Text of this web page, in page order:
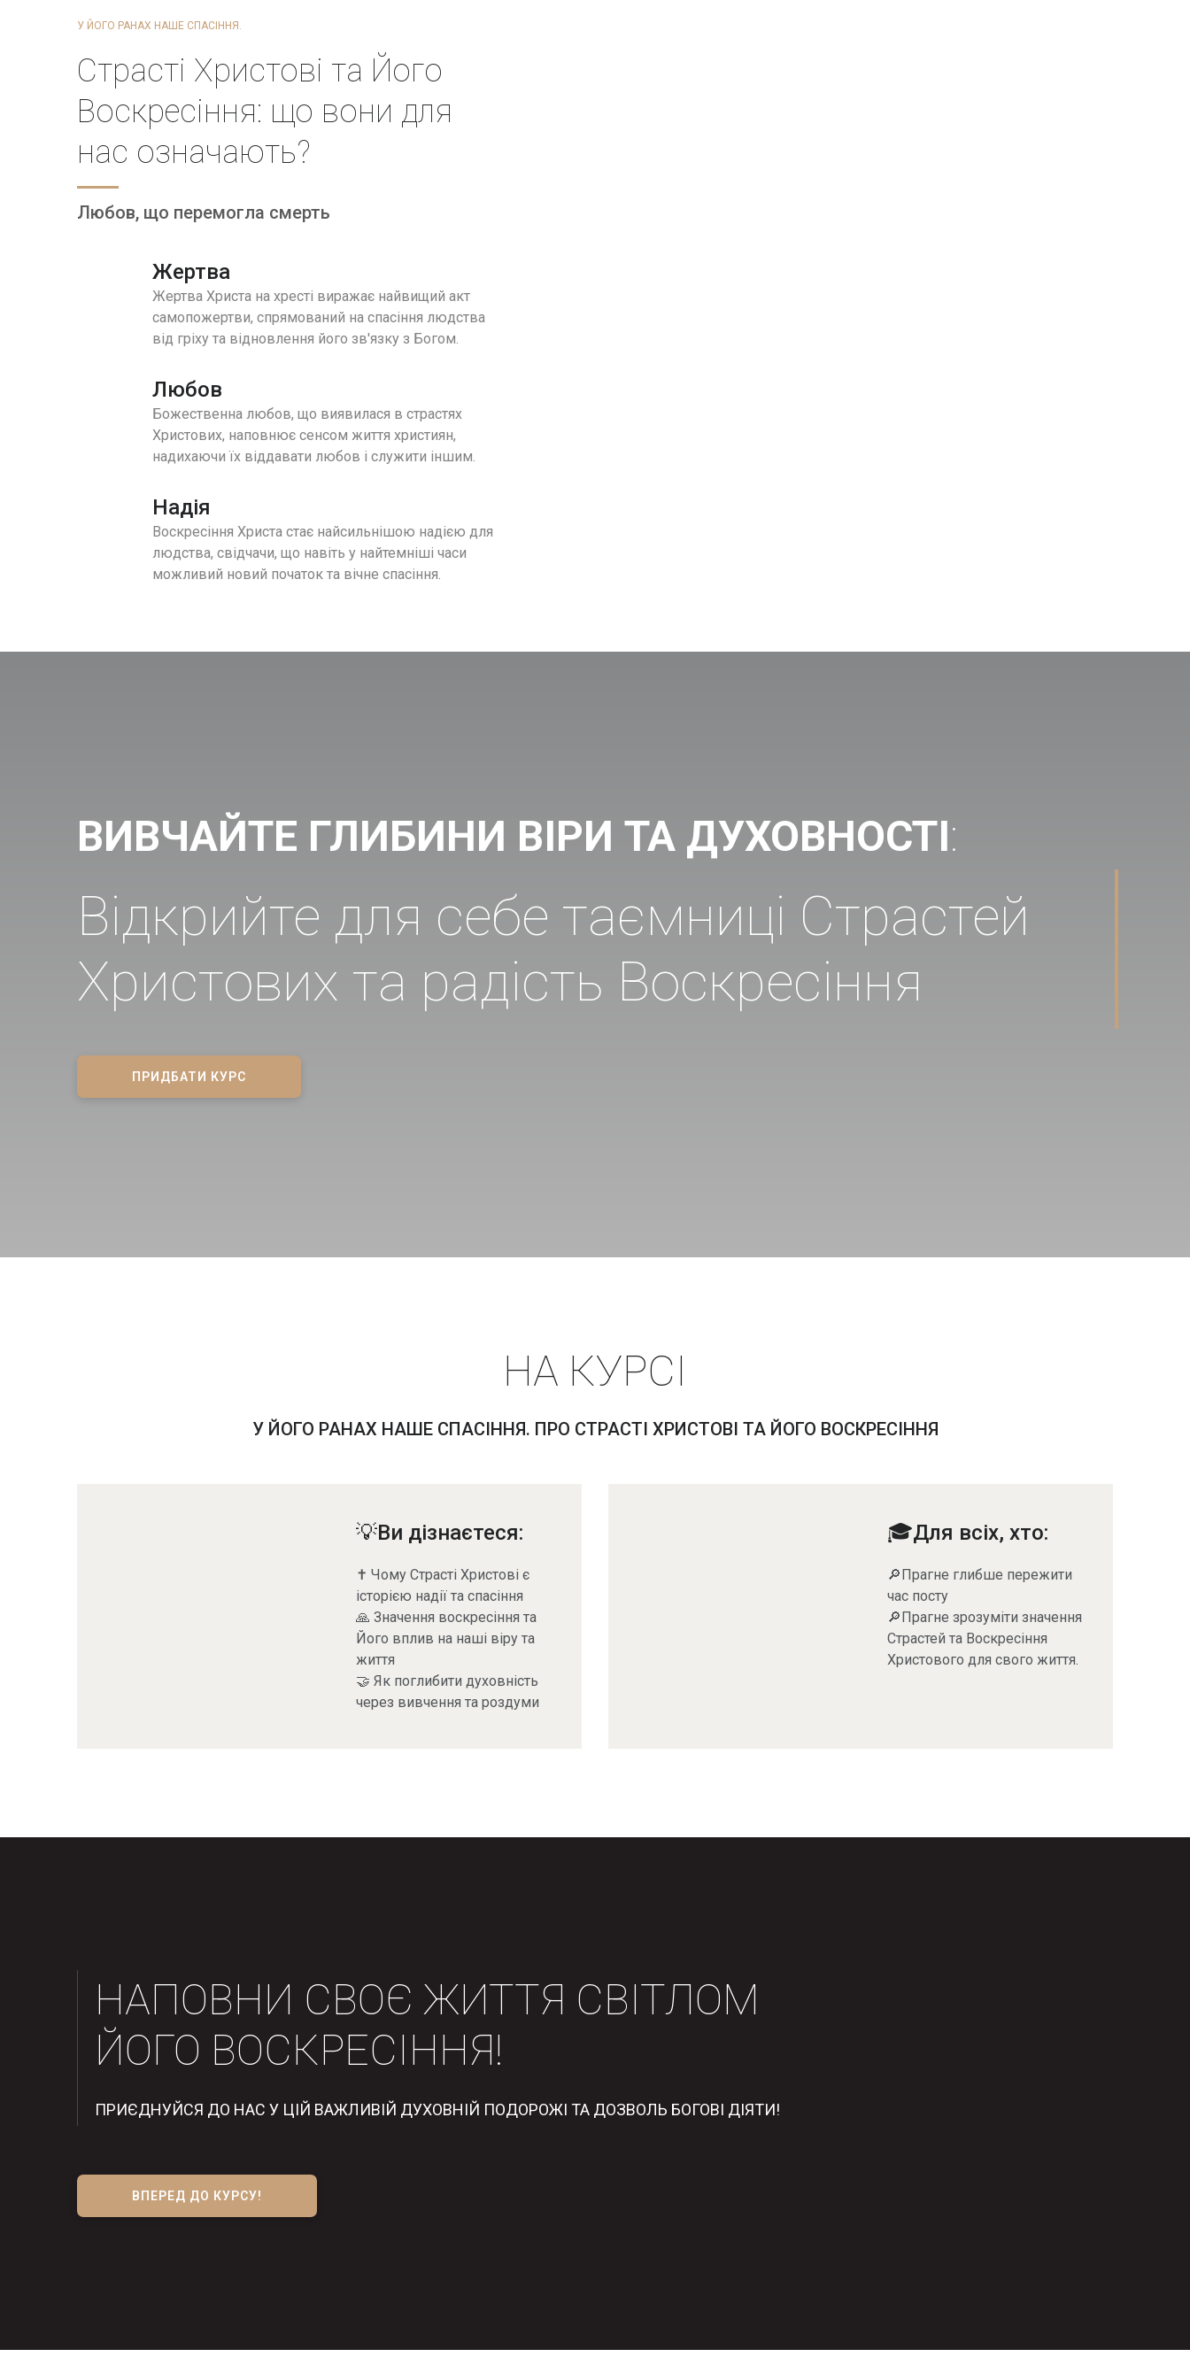
У ЙОГО РАНАХ НАШЕ СПАСІННЯ.
Страсті Христові та Його
Воскресіння: що вони для
нас означають?
Любов, що перемогла смерть
Жертва
Жертва Христа на хресті виражає найвищий акт
самопожертви, спрямований на спасіння людства
від гріху та відновлення його зв'язку з Богом.
Любов
Божественна любов, що виявилася в страстях
Христових, наповнює сенсом життя християн,
надихаючи їх віддавати любов і служити іншим.
Надія
Воскресіння Христа стає найсильнішою надією для
людства, свідчачи, що навіть у найтемніші часи
можливий новий початок та вічне спасіння.
ВИВЧАЙТЕ ГЛИБИНИ ВІРИ ТА ДУХОВНОСТІ:
Відкрийте для себе таємниці Страстей
Христових та радість Воскресіння
ПРИДБАТИ КУРС
НА КУРСІ
У ЙОГО РАНАХ НАШЕ СПАСІННЯ. ПРО СТРАСТІ ХРИСТОВІ ТА ЙОГО ВОСКРЕСІННЯ
💡Ви дізнаєтеся:
✝️ Чому Страсті Христові є
історією надії та спасіння
🙏 Значення воскресіння та
Його вплив на наші віру та
життя
🤝 Як поглибити духовність
через вивчення та роздуми
🎓Для всіх, хто:
🔎Прагне глибше пережити
час посту
🔎Прагне зрозуміти значення
Страстей та Воскресіння
Христового для свого життя.
НАПОВНИ СВОЄ ЖИТТЯ СВІТЛОМ
ЙОГО ВОСКРЕСІННЯ!
ПРИЄДНУЙСЯ ДО НАС У ЦІЙ ВАЖЛИВІЙ ДУХОВНІЙ ПОДОРОЖІ ТА ДОЗВОЛЬ БОГОВІ ДІЯТИ!
ВПЕРЕД ДО КУРСУ!